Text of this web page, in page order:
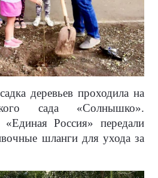
деревьев проходила на
сада «Солнышко».
Россия» передали
шланги для ухода за